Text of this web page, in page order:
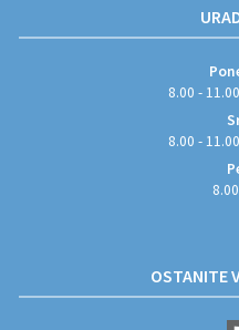
8.00 -
8.00 -
OSTANITE